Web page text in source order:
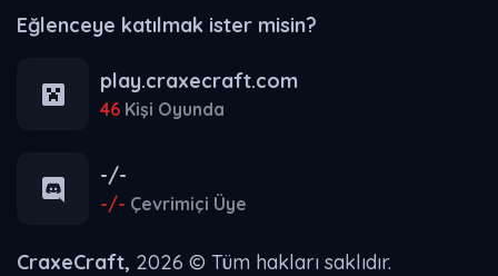
Eğlenceye katılmak ister misin?
play.craxecraft.com
46 Kişi Oyunda
-/-
-/- Çevrimiçi Üye
CraxeCraft, 2026 © Tüm hakları saklıdır.